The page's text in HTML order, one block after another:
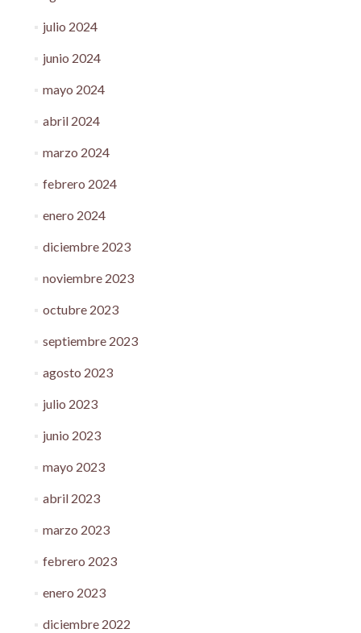
julio 2024
junio 2024
mayo 2024
abril 2024
marzo 2024
febrero 2024
enero 2024
diciembre 2023
noviembre 2023
octubre 2023
septiembre 2023
agosto 2023
julio 2023
junio 2023
mayo 2023
abril 2023
marzo 2023
febrero 2023
enero 2023
diciembre 2022